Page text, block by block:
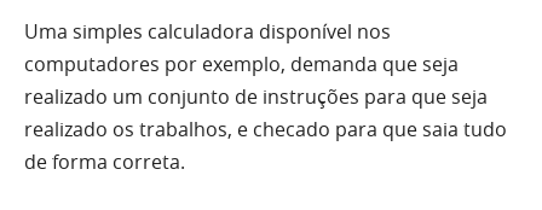
Uma simples calculadora disponível nos
computadores por exemplo, demanda que seja
realizado um conjunto de instruções para que seja
realizado os trabalhos, e checado para que saia tudo
de forma correta.